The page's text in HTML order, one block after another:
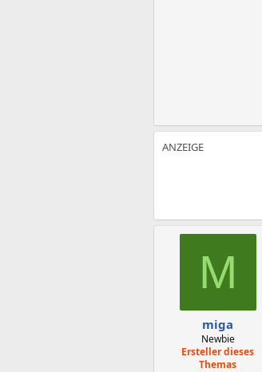
M
miga
Newbie
Ersteller dieses
Themas